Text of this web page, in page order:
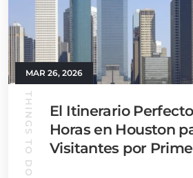
MAR 26, 2026
THINGS TO DO
El Itinerario
Horas en Houston
Visitantes por